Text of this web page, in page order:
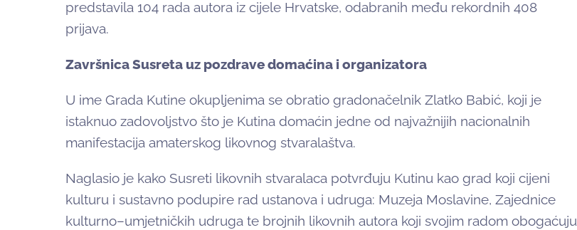
predstavila 104 rada autora iz cijele Hrvatske, odabranih među rekordnih 408
prijava.
Završnica Susreta uz pozdrave domaćina i organizatora
U ime Grada Kutine okupljenima se obratio gradonačelnik Zlatko Babić, koji je
istaknuo zadovoljstvo što je Kutina domaćin jedne od najvažnijih nacionalnih
manifestacija amaterskog likovnog stvaralaštva.
Naglasio je kako Susreti likovnih stvaralaca potvrđuju Kutinu kao grad koji cijeni
kulturu i sustavno podupire rad ustanova i udruga: Muzeja Moslavine, Zajednice
kulturno–umjetničkih udruga te brojnih likovnih autora koji svojim radom obogaćuju